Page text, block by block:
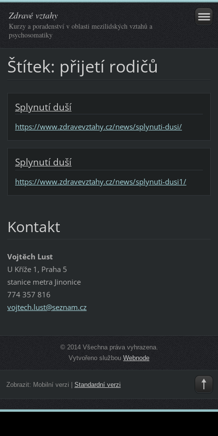
Zdravé vztahy
Kurzy a poradenství v oblasti mezilidských vztahů a
psychosomatiky
Štítek: přijetí rodičů
Splynutí duší
https://www.zdravevztahy.cz/news/splynuti-dusi/
Splynutí duší
https://www.zdravevztahy.cz/news/splynuti-dusi1/
Kontakt
Vojtěch Lust
U Kříže 1, Praha 5
stanice metra Jinonice
774 357 816
vojtech.lust@seznam.cz
© 2014 Všechna práva vyhrazena.
Vytvořeno službouWebnode
Zobrazit: Mobilní verzi Standardní verzi